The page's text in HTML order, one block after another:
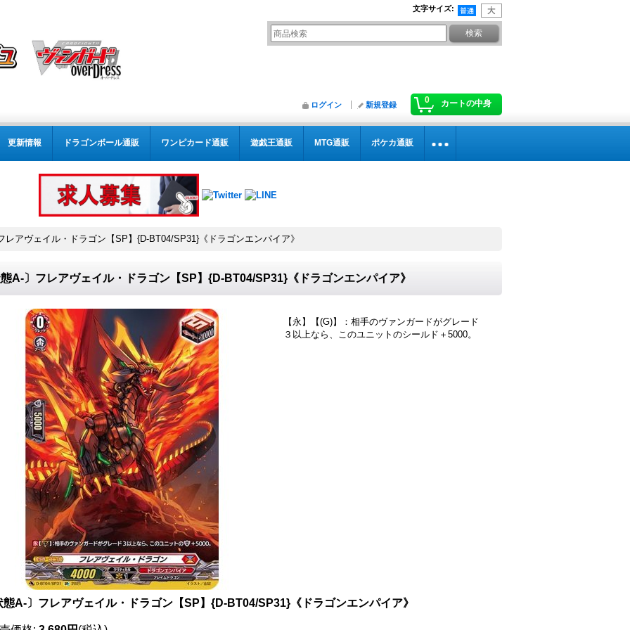
文字サイズ:
0 カートの中身
ログイン 新規登録
更新情報 ドラゴンボール通販 ワンピカード通販 遊戯王通販 MTG通販 ポケカ通販
レアヴェイル・ドラゴン【SP】{D-BT04/SP31}《ドラゴンエンパイア》
A-〕フレアヴェイル・ドラゴン【SP】{D-BT04/SP31}《ドラゴンエンパイア》
【永】【(G)】：相手のヴァンガードがグレード
３以上なら、このユニットのシールド＋5000。
態A-〕フレアヴェイル・ドラゴン【SP】{D-BT04/SP31}《ドラゴンエンパイア》